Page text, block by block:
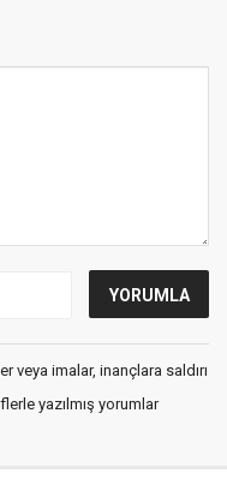
veya imalar, inançlara saldırı
yazılmış yorumlar